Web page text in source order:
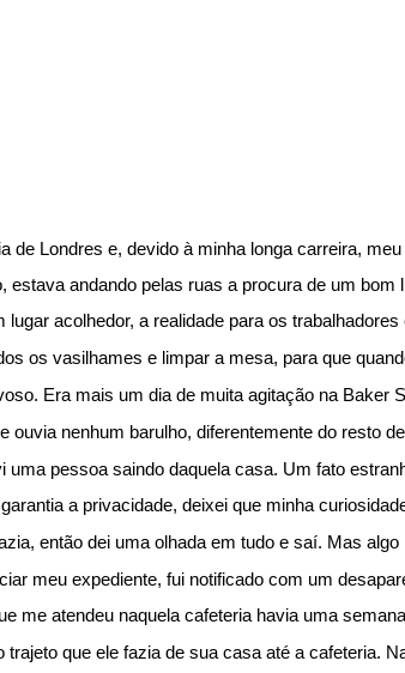
de Londres e, devido à minha longa carreira,
estava andando pelas ruas a procura de um
lugar acolhedor, a realidade para os
os vasilhames e limpar a mesa, para que
Era mais um dia de muita agitação na
ouvia nenhum barulho, diferentemente do
uma pessoa saindo daquela casa. Um fato
a privacidade, deixei que minha
então dei uma olhada em tudo e saí. Mas
meu expediente, fui notificado com um
me atendeu naquela cafeteria havia uma
trajeto que ele fazia de sua casa até a